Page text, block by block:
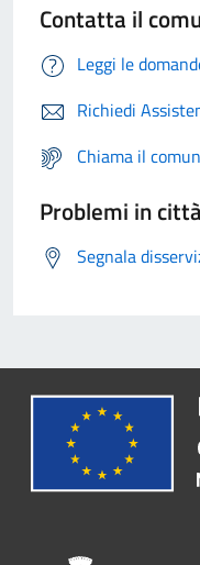
Contatta il
Leggi le
Richiedi
Chiama il
Problemi in città
Segnala